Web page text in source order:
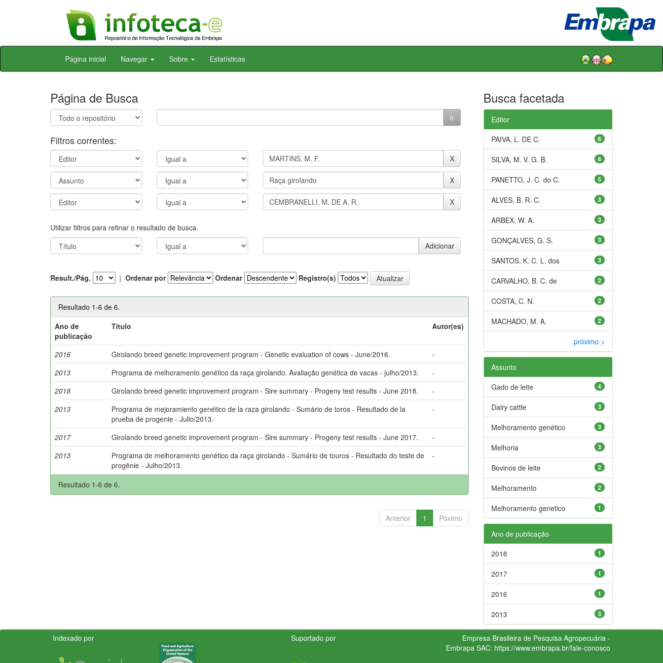
Skip
Página inicial Navegar Sobre Estatísticas
Página de Busca
Filtros correntes:
Utilizar filtros para refinar o resultado de busca.
Result./Pág. | Ordenar por Ordenar Registro(s)
Resultado 1-6 de 6.
Ano de
publicação
Título Autor(es)
2016 Girolando breed genetic improvement program - Genetic evaluation of cows - June/2016.
-
2013
Programa de melhoramento genético da raça girolando. Avaliação genética de vacas - julho/2013.
-
2018
Girolando breed genetic improvement program - Sire summary - Progeny test results - June 2018.
-
2013
Programa de mejoramiento genético de la raza girolando - Sumário de toros - Resultado de la
prueba de progenie - Julio/2013.
-
2017 Girolando breed genetic improvement program - Sire summary - Progeny test results - June 2017.
-
2013
Programa de melhoramento genético da raça girolando - Sumário de touros - Resultado do teste de
progênie - Julho/2013.
-
Resultado 1-6 de 6.
Anterior 1 Póximo
Busca facetada
Editor
6
PAIVA, L. DE C.
6
SILVA, M. V. G. B.
5
PANETTO, J. C. do C.
3
ALVES, B. R. C.
3
ARBEX, W. A.
3
GONÇALVES, G. S.
3
SANTOS, K. C. L. dos
2
CARVALHO, B. C. de
2
COSTA, C. N.
2
MACHADO, M. A.
próximo >
Assunto
4
Gado de leite
3
Dairy cattle
3
Melhoramento genético
3
Melhoria
2
Bovinos de leite
2
Melhoramento
1
Melhoramento genetico
Ano de publicação
1
2018
1
2017
1
2016
3
2013
Indexado por Suportado por
Empresa Brasileira de Pesquisa Agropecuária -
Embrapa SAC: https://www.embrapa.br/fale-conosco